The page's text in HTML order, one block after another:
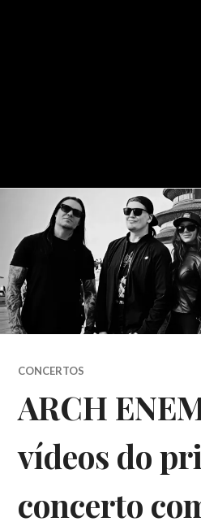
CONCERTOS
ARCH
vídeos do
concerto